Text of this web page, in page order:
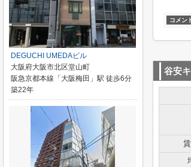
コメン
谷安
DEGUCHI UMEDAビル
大阪府大阪市北区堂山町
阪急京都本線「大阪梅田」駅 徒歩6分
築22年